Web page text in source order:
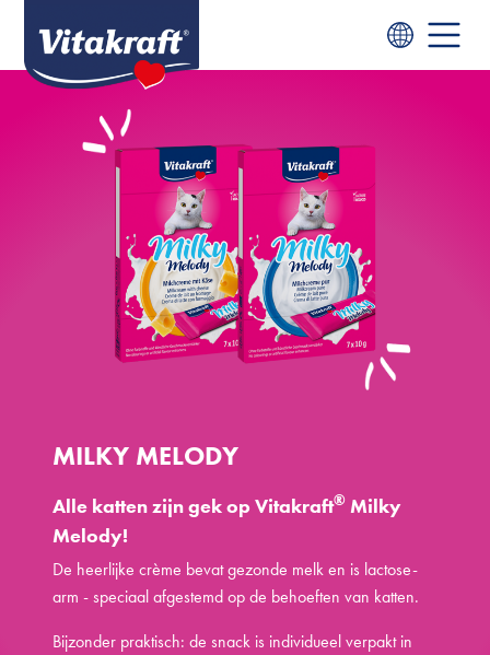
MILKY MELODY
Alle katten zijn gek op Vitakraft® Milky
Melody!
De heerlijke crème bevat gezonde melk en is lactose-
arm - speciaal afgestemd op de behoeften van katten.
Bijzonder praktisch: de snack is individueel verpakt in